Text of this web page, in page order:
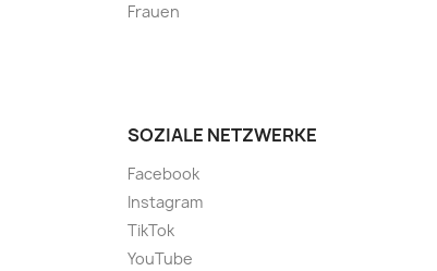
Frauen
SOZIALE NETZWERKE
Facebook
Instagram
TikTok
YouTube